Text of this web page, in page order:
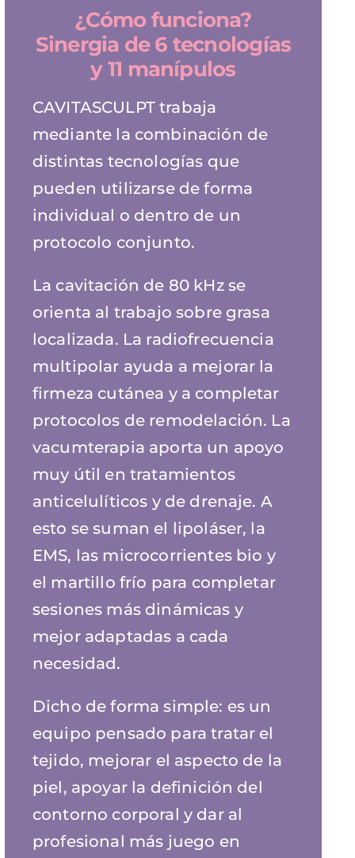
¿Cómo funciona?
Sinergia de 6 tecnologías
y 11 manípulos
CAVITASCULPT trabaja
mediante la combinación de
distintas tecnologías que
pueden utilizarse de forma
individual o dentro de un
protocolo conjunto.
La cavitación de 80 kHz se
orienta al trabajo sobre grasa
localizada. La radiofrecuencia
multipolar ayuda a mejorar la
firmeza cutánea y a completar
protocolos de remodelación. La
vacumterapia aporta un apoyo
muy útil en tratamientos
anticelulíticos y de drenaje. A
esto se suman el lipoláser, la
EMS, las microcorrientes bio y
el martillo frío para completar
sesiones más dinámicas y
mejor adaptadas a cada
necesidad.
Dicho de forma simple: es un
equipo pensado para tratar el
tejido, mejorar el aspecto de la
piel, apoyar la definición del
contorno corporal y dar al
profesional más juego en